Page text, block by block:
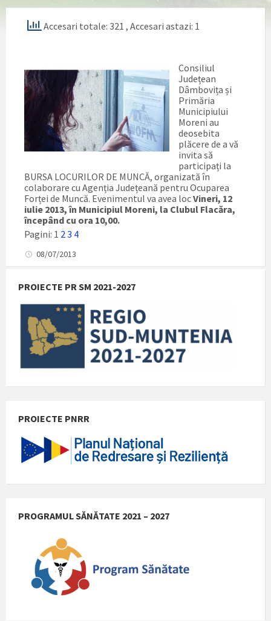
Accesari totale: 321 , Accesari astazi: 1
Consiliul
Județean
Dâmbovița și
Primăria
Municipiului
Moreni au
deosebita
plăcere de a vă
invita să
participați la
BURSA LOCURILOR DE MUNCĂ, organizată în
colaborare cu Agenția Județeană pentru Ocuparea
Forței de Muncă. Evenimentul va avea locVineri, 12
iulie 2013, în Municipiul Moreni, la Clubul Flacăra,
începând cu ora 10,00.
Pagini: 1 2 3 4
08/07/2013
PROIECTE PR SM 2021-2027
PROIECTE PNRR
PROGRAMUL SĂNĂTATE 2021 – 2027